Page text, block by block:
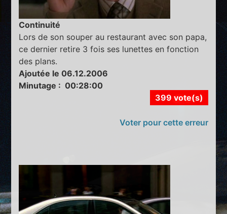
Continuité
Lors de son souper au restaurant avec son papa,
ce dernier retire 3 fois ses lunettes en fonction
des plans.
Ajoutée le 06.12.2006
Minutage : 00:28:00
399 vote(s)
Voter pour cette erreur